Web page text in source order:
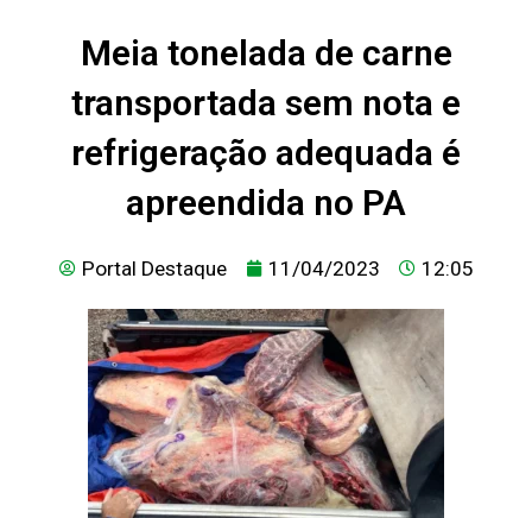
Meia tonelada de carne
transportada sem nota e
refrigeração adequada é
apreendida no PA
Portal Destaque 11/04/2023 12:05